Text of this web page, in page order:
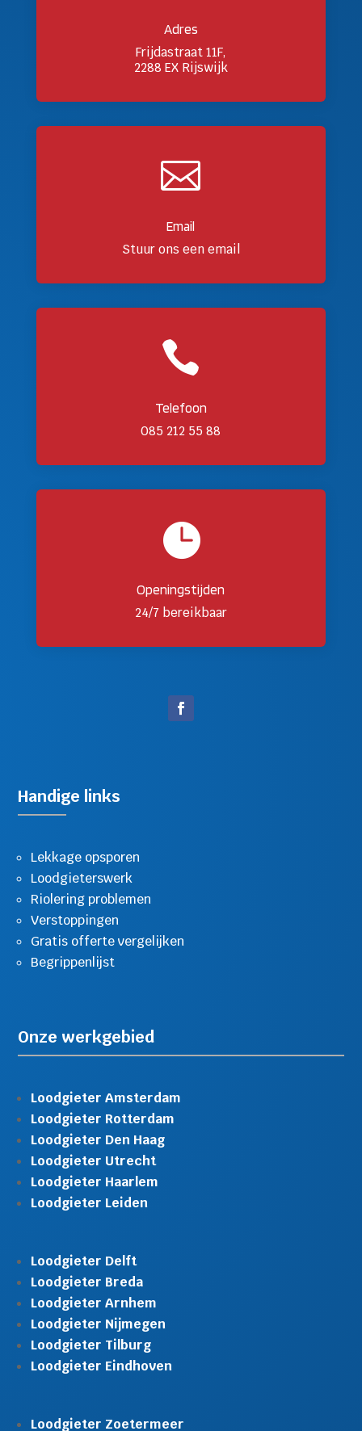
Adres
Frijdastraat 11F,
2288 EX Rijswijk

Email
Stuur ons een email

Telefoon
085 212 55 88

Openingstijden
24/7 bereikbaar
Handige links
Lekkage opsporen
Loodgieterswerk
Riolering problemen
Verstoppingen
Gratis offerte vergelijken
Begrippenlijst
Onze werkgebied
Loodgieter Amsterdam
Loodgieter Rotterdam
Loodgieter Den Haag
Loodgieter Utrecht
Loodgieter Haarlem
Loodgieter Leiden
Loodgieter Delft
Loodgieter Breda
Loodgieter Arnhem
Loodgieter Nijmegen
Loodgieter Tilburg
Loodgieter Eindhoven
Loodgieter Zoetermeer